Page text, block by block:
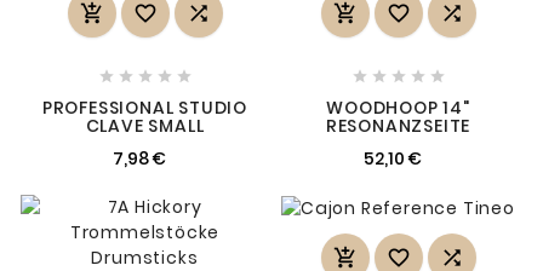
  
    
PROFESSIONAL STUDIO
CLAVE SMALL
7,98 €
  
    
WOODHOOP 14"
RESONANZSEITE
52,10 €
  